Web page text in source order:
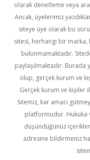
olarak denetleme veya
Ancak, üyelerimiz
siteye üye olarak bu
sitesi, herhangi bir marka,
bulunmamaktadır.
paylaşılmaktadır.
olup, gerçek kurum ve
Gerçek kurum ve kişiler
Sitemiz, kar amacı
platformudur. Hukuka
düşündüğünüz
adresine bildirmeniz